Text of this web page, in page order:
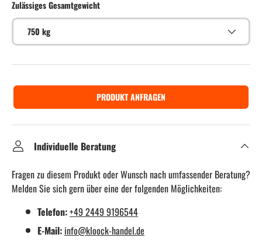
Zulässiges Gesamtgewicht
750 kg
PRODUKT ANFRAGEN
Individuelle Beratung
Fragen zu diesem Produkt oder Wunsch nach umfassender Beratung?
Melden Sie sich gern über eine der folgenden Möglichkeiten:
Telefon:+49 2449 9196544
E-Mail: info@kloock-handel.de